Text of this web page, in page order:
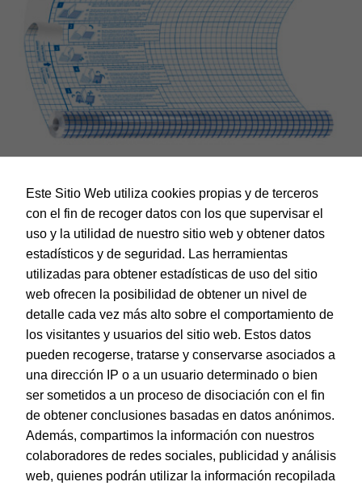
Dohe – Forralibro autoadhesivo – 80 micras – 50 x 300 cm
EAN: 8421938914399
© Dohe - Camino de Madrid, 14
28970 • Humanes de Madrid (Madrid)
ESPAÑA
Este Sitio Web utiliza cookies propias y de terceros
con el fin de recoger datos con los que supervisar el
uso y la utilidad de nuestro sitio web y obtener datos
estadísticos y de seguridad. Las herramientas
utilizadas para obtener estadísticas de uso del sitio
web ofrecen la posibilidad de obtener un nivel de
detalle cada vez más alto sobre el comportamiento de
los visitantes y usuarios del sitio web. Estos datos
pueden recogerse, tratarse y conservarse asociados a
una dirección IP o a un usuario determinado o bien
ser sometidos a un proceso de disociación con el fin
de obtener conclusiones basadas en datos anónimos.
Además, compartimos la información con nuestros
colaboradores de redes sociales, publicidad y análisis
web, quienes podrán utilizar la información recopilada